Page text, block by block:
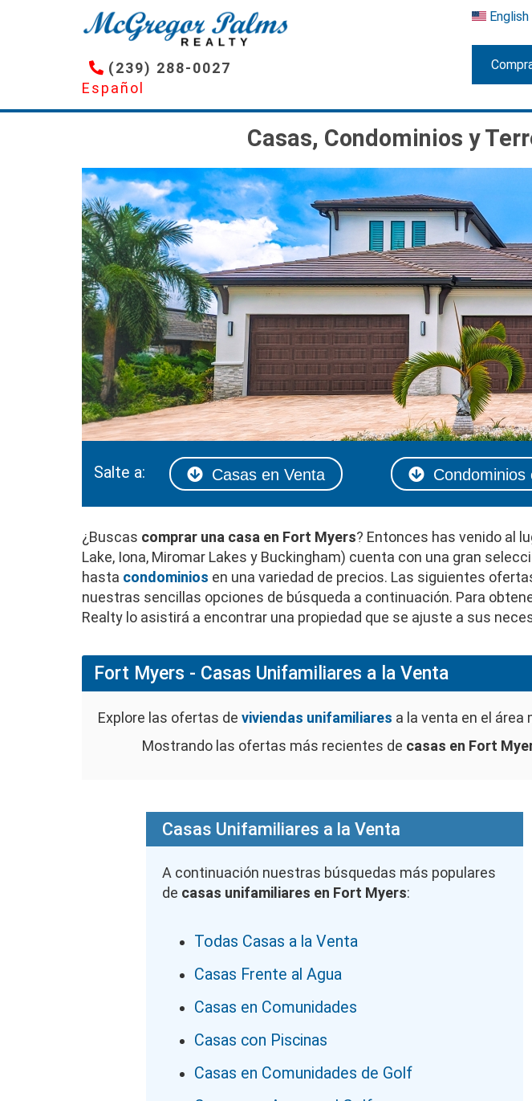
(239) 288-0027
Español
English
Casas, Condominios y
Imagen
Salte a: Casas en Venta Condominios
¿Buscas comprar una casa en Fort Myers? Entonces has venido al
Lake, Iona, Miromar Lakes y Buckingham) cuenta con una gran
hasta condominios en una variedad de precios. Las siguientes
nuestras sencillas opciones de búsqueda a continuación. Para
Realty lo asistirá a encontrar una propiedad que se ajuste a sus
Fort Myers - Casas Unifamiliares a la Venta
Explore las ofertas de viviendas unifamiliares a la venta en el área
Mostrando las ofertas más recientes de casas en Fort
Casas Unifamiliares a la Venta
A continuación nuestras búsquedas más populares
de casas unifamiliares en Fort Myers:
Todas Casas a la Venta
Casas Frente al Agua
Casas en Comunidades
Casas con Piscinas
Casas en Comunidades de Golf